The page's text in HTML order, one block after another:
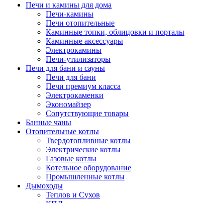
Печи и камины для дома
Печи-камины
Печи отопительные
Каминные топки, облицовки и порталы
Каминные аксессуары
Электрокамины
Печи-утилизаторы
Печи для бани и сауны
Печи для бани
Печи премиум класса
Электрокаменки
Экономайзер
Сопутствующие товары
Банные чаны
Отопительные котлы
Твердотопливные котлы
Электрические котлы
Газовые котлы
Котельное оборудование
Промышленные котлы
Дымоходы
Теплов и Сухов